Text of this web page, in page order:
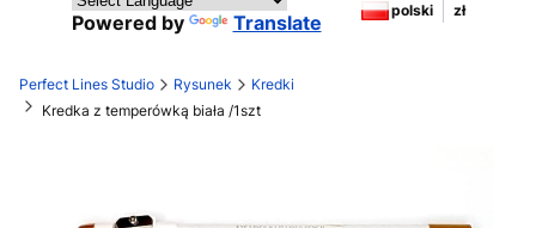
Powered by Translate
polski zł
Perfect Lines Studio Rysunek
Kredki
Kredka z temperówką biała /1szt